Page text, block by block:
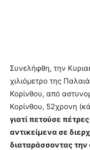
Συνελήφθη, την
χιλιόμετρο της
Κορίνθου, από
Κορίνθου, 52χρονη
γιατί πετούσε
αντικείμενα σε
διαταράσσοντας την